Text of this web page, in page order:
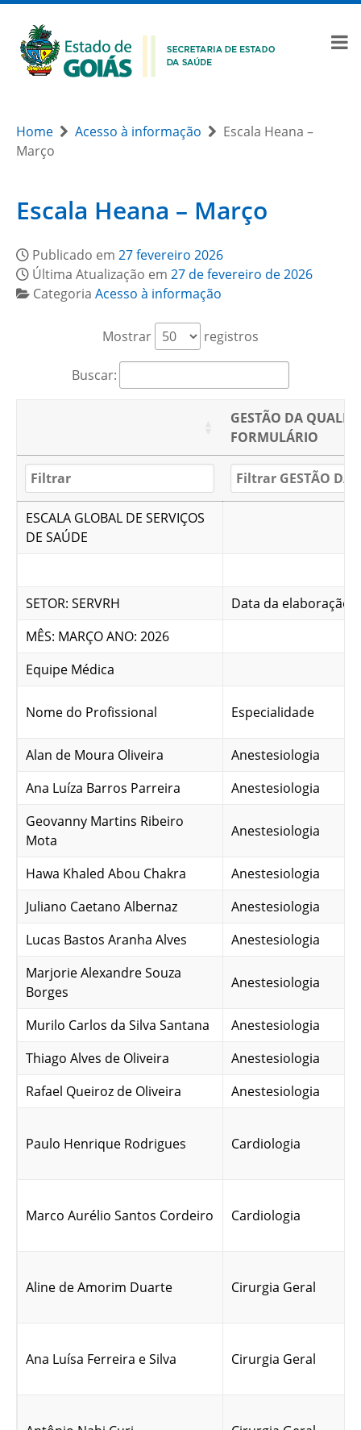
Home Acesso à informação
Escala Heana –
Março
Escala Heana – Março
Publicado em 27 fevereiro 2026
Última Atualização em 27 de fevereiro de 2026
Categoria Acesso à informação
Mostrar registros
Buscar:
GESTÃO DA
FORMULÁRIO
ESCALA GLOBAL DE SERVIÇOS
DE SAÚDE
SETOR: SERVRH
Data da elaboração:
MÊS: MARÇO ANO: 2026
Equipe Médica
Nome do Profissional Especialidade
Alan de Moura Oliveira
Anestesiologia
Ana Luíza Barros Parreira
Anestesiologia
Geovanny Martins Ribeiro
Mota
Anestesiologia
Hawa Khaled Abou Chakra
Anestesiologia
Juliano Caetano Albernaz
Anestesiologia
Lucas Bastos Aranha Alves
Anestesiologia
Marjorie Alexandre Souza
Borges
Anestesiologia
Murilo Carlos da Silva Santana
Anestesiologia
Thiago Alves de Oliveira
Anestesiologia
Rafael Queiroz de Oliveira
Anestesiologia
Paulo Henrique Rodrigues Cardiologia
Marco Aurélio Santos Cordeiro Cardiologia
Aline de Amorim Duarte Cirurgia Geral
Ana Luísa Ferreira e Silva Cirurgia Geral